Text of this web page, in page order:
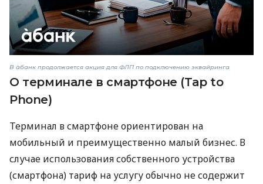
В àбанк продолжается акция для ФЛП по подключению эквайринга
О терминале в смартфоне (Tap to
Phone)
Терминал в смартфоне ориентирован на
мобильный и преимущественно малый бизнес. В
случае использования собственного устройства
(смартфона) тариф на услугу обычно не содержит